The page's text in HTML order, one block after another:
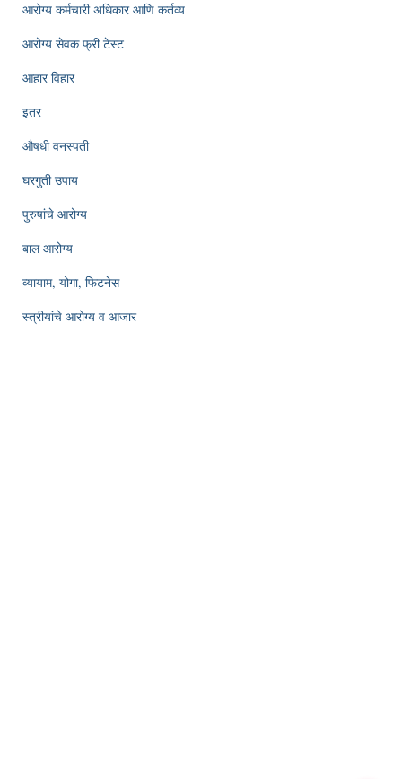
आरोग्य कर्मचारी अधिकार आणि कर्तव्य
आरोग्य सेवक फ्री टेस्ट
आहार विहार
इतर
औषधी वनस्पती
घरगुती उपाय
पुरुषांचे आरोग्य
बाल आरोग्य
व्यायाम, योगा, फिटनेस
स्त्रीयांचे आरोग्य व आजार